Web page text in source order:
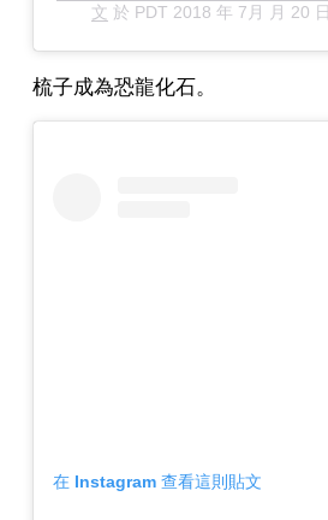
文 於 PDT 2018 年 7月 月 20
梳子成為恐龍化石。
在 Instagram 查看這則貼文